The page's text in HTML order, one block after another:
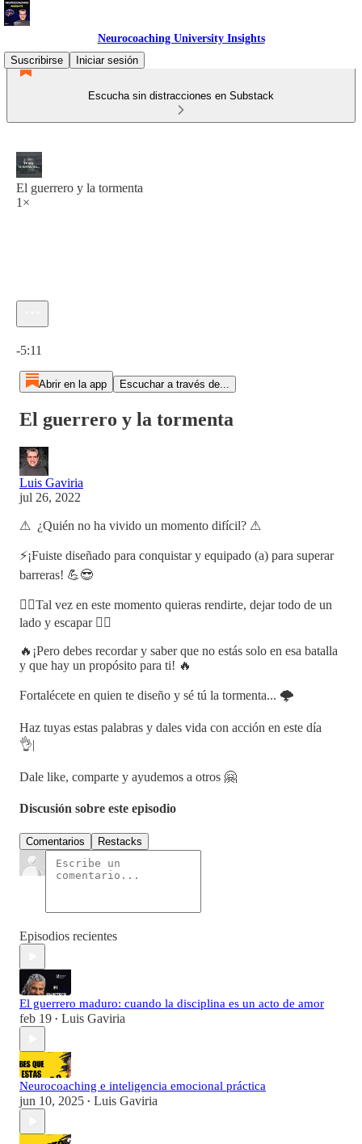
Neurocoaching University Insights
Suscribirse
Iniciar sesión
Escucha sin distracciones en Substack
El guerrero y la tormenta
1×
-5:11
Abrir en la app Escuchar a través de...
El guerrero y la tormenta
Luis Gaviria
jul 26, 2022
⚠ ¿Quién no ha vivido un momento difícil? ⚠
⚡¡Fuiste diseñado para conquistar y equipado (a) para superar
barreras! 💪😎
🏃‍♂Tal vez en este momento quieras rendirte, dejar todo de un
lado y escapar 🏃‍♀
🔥¡Pero debes recordar y saber que no estás solo en esa batalla
y que hay un propósito para ti! 🔥
Fortalécete en quien te diseño y sé tú la tormenta... 🌩
Haz tuyas estas palabras y dales vida con acción en este día
👌|
Dale like, comparte y ayudemos a otros 🤗
Discusión sobre este episodio
Comentarios Restacks
Episodios recientes
El guerrero maduro: cuando la disciplina es un acto de amor
feb 19 • Luis Gaviria
Neurocoaching e inteligencia emocional práctica
jun 10, 2025 • Luis Gaviria